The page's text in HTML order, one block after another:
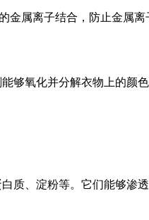
属离子结合，防止金属离
氧化并分解衣物上的颜色
、淀粉等。它们能够渗透